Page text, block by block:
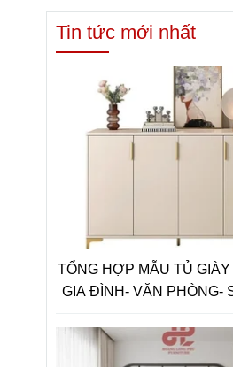
Tin tức mới nhất
TỔNG HỢP MẪU TỦ
GIA ĐÌNH- VĂN PHÒNG-